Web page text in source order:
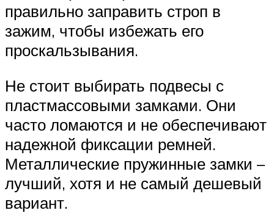
правильно заправить строп в
зажим, чтобы избежать его
проскальзывания.
Не стоит выбирать подвесы с
пластмассовыми замками. Они
часто ломаются и не обеспечивают
надежной фиксации ремней.
Металлические пружинные замки –
лучший, хотя и не самый дешевый
вариант.